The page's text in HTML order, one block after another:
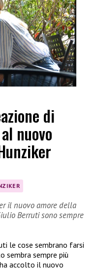
di
nuovo
il nuovo amore della
Berruti sono sempre
le cose sembrano farsi
sembra sempre più
accolto il nuovo